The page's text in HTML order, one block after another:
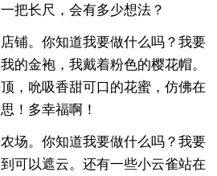
把长尺，会有多少想法？
铺。你知道我要做什么吗？我要
的金袍，我戴着粉色的樱花帽。
，吮吸香甜可口的花蜜，仿佛在
！多幸福啊！
场。你知道我要做什么吗？我要
可以遮云。还有一些小云雀站在